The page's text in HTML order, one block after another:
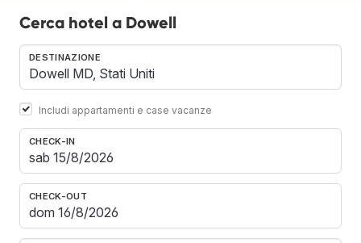
Cerca hotel a Dowell
DESTINAZIONE
Includi appartamenti e case vacanze
CHECK-IN
CHECK-OUT